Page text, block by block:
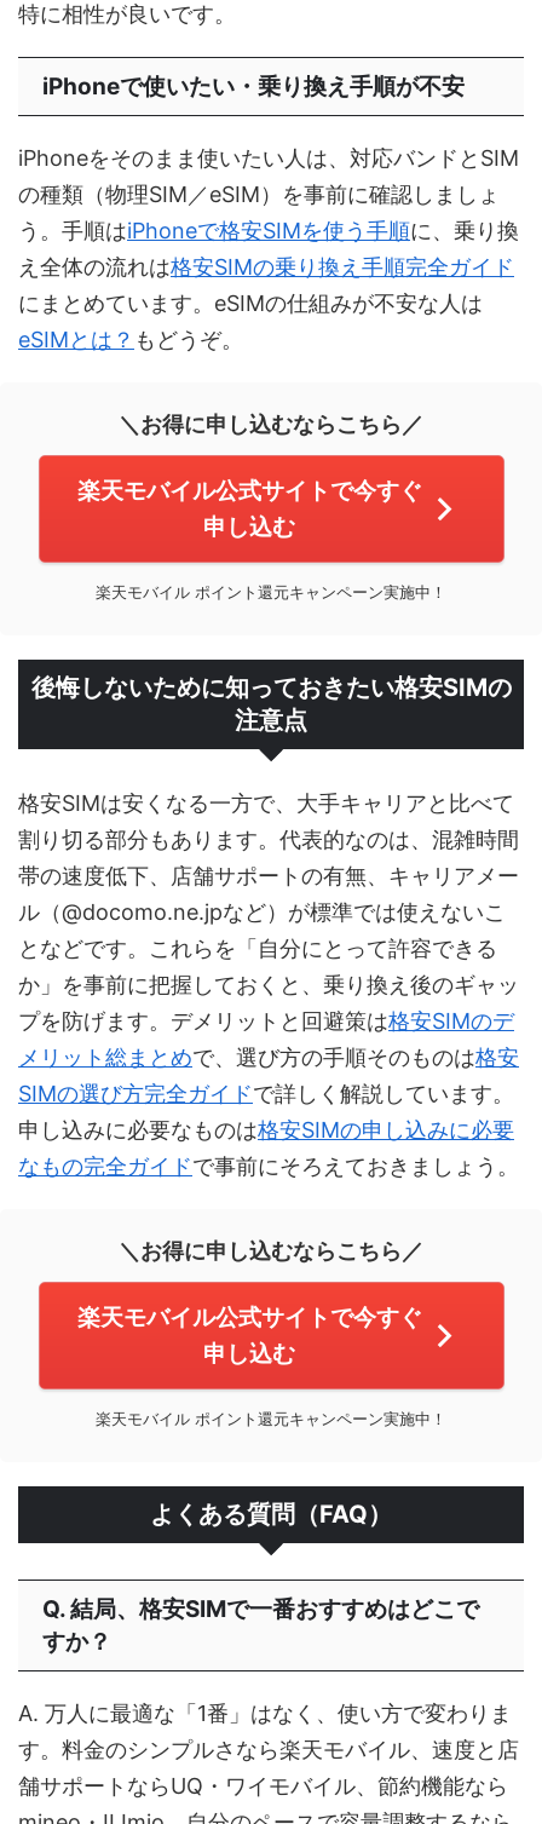
特に相性が良いです。
iPhoneで使いたい・乗り換え手順が不安
iPhoneをそのまま使いたい人は、対応バンドとSIM
の種類（物理SIM／eSIM）を事前に確認しましょ
う。手順はiPhoneで格安SIMを使う手順に、乗り換
え全体の流れは格安SIMの乗り換え手順完全ガイド
にまとめています。eSIMの仕組みが不安な人は
eSIMとは？ もどうぞ。
＼お得に申し込むならこちら／
楽天モバイル公式サイトで今すぐ
申し込む
楽天モバイル ポイント還元キャンペーン実施中！
後悔しないために知っておきたい格安SIMの
注意点
格安SIMは安くなる一方で、大手キャリアと比べて
割り切る部分もあります。代表的なのは、混雑時間
帯の速度低下、店舗サポートの有無、キャリアメー
ル（@docomo.ne.jpなど）が標準では使えないこ
となどです。これらを「自分にとって許容できる
か」を事前に把握しておくと、乗り換え後のギャッ
プを防げます。デメリットと回避策は格安SIMのデ
メリット総まとめで、選び方の手順そのものは格安
SIMの選び方完全ガイドで詳しく解説しています。
申し込みに必要なものは格安SIMの申し込みに必要
なもの完全ガイドで事前にそろえておきましょう。
＼お得に申し込むならこちら／
楽天モバイル公式サイトで今すぐ
申し込む
楽天モバイル ポイント還元キャンペーン実施中！
よくある質問（FAQ）
Q. 結局、格安SIMで一番おすすめはどこで
すか？
A. 万人に最適な「1番」はなく、使い方で変わりま
す。料金のシンプルさなら楽天モバイル、速度と店
舗サポートならUQ・ワイモバイル、節約機能なら